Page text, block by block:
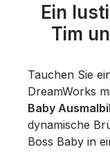
Ein
Tim
Tauchen Sie
DreamWorks
Baby
dynamische
Boss Baby in